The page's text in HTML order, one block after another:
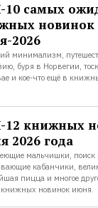
10 самых
новинок
2026
минимализм,
буря в Норвегии,
и кое-что ещё в
12 книжных
2026 года
мальчишки, поиск
кабанчики,
пицца и многое
книжных новинок июня.